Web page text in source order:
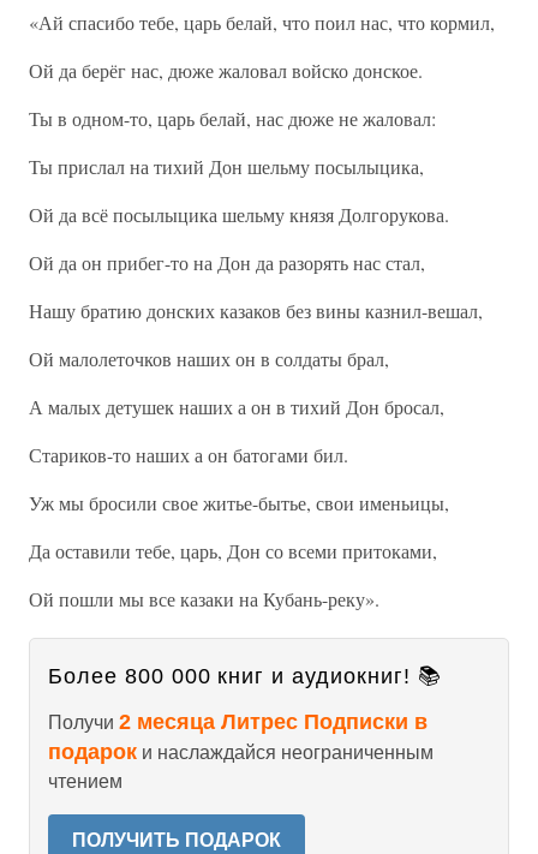
«Ай спасибо тебе, царь белай, что поил нас, что кормил,
Ой да берёг нас, дюже жаловал войско донское.
Ты в одном-то, царь белай, нас дюже не жаловал:
Ты прислал на тихий Дон шельму посылыцика,
Ой да всё посылыцика шельму князя Долгорукова.
Ой да он прибег-то на Дон да разорять нас стал,
Нашу братию донских казаков без вины казнил-вешал,
Ой малолеточков наших он в солдаты брал,
А малых детушек наших а он в тихий Дон бросал,
Стариков-то наших а он батогами бил.
Уж мы бросили свое житье-бытье, свои именьицы,
Да оставили тебе, царь, Дон со всеми притоками,
Ой пошли мы все казаки на Кубань-реку».
Более 800 000 книг и аудиокниг! 📚
Получи 2 месяца Литрес Подписки в
подарок и наслаждайся неограниченным
чтением
ПОЛУЧИТЬ ПОДАРОК